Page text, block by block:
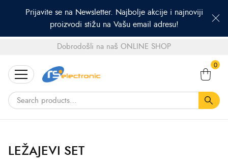
Prijavite se na Newsletter. Najbolje akcije i najnoviji
proizvodi stižu na Vašu email adresu!
Dobrodošli na naš ONLINE SHOP
for:
0
LEŽAJEVI SET